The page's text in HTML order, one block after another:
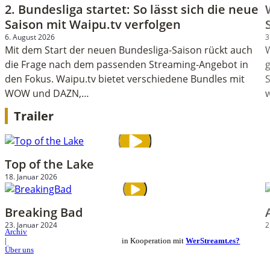
2. Bundesliga startet: So lässt sich die neue
Saison mit Waipu.tv verfolgen
6. August 2026
Mit dem Start der neuen Bundesliga-Saison rückt auch
die Frage nach dem passenden Streaming-Angebot in
den Fokus. Waipu.tv bietet verschiedene Bundles mit
WOW und DAZN,…
Trailer
Top of the Lake
18. Januar 2026
Breaking Bad
23. Januar 2024
Archiv
|
Über uns
in Kooperation mitWerStreamt.es?